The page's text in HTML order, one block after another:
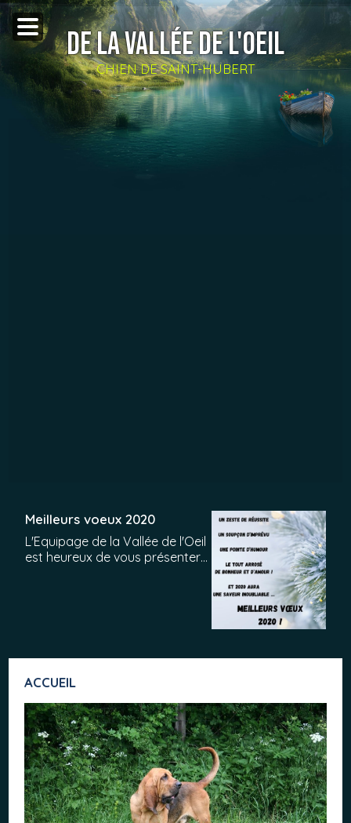
DE LA VALLÉE DE L'OEIL
CHIEN DE SAINT-HUBERT
Meilleurs voeux 2020
L'Equipage de la Vallée de l'Oeil
est heureux de vous présenter
ACCUEIL